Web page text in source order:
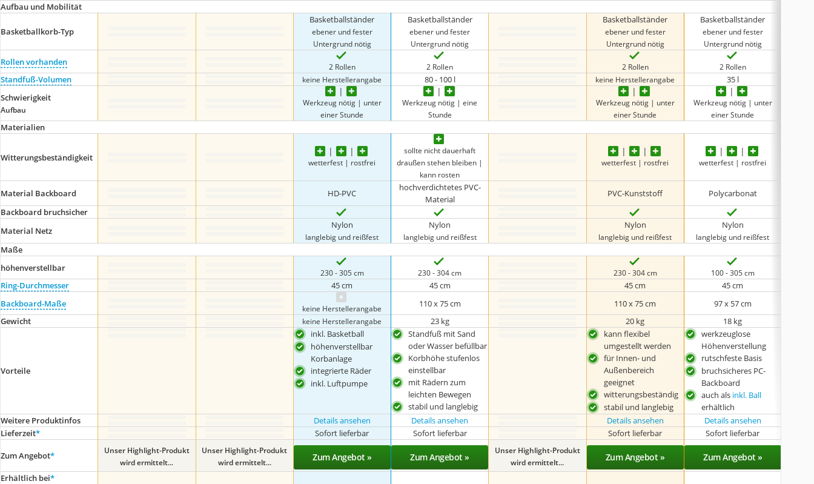
Aufbau und Mobilität
Basketballkorb-Typ
Basketballständer
ebener und fester
Untergrund nötig
Basketballständer
ebener und fester
Untergrund nötig
Basketballständer
ebener und fester
Untergrund nötig
Basketballständer
ebener und fester
Untergrund nötig
Rollen vorhanden 2 Rollen 2 Rollen 2 Rollen 2 Rollen
Standfuß-Volumen keine Herstellerangabe 80 - 100 l keine Herstellerangabe
35 l
Schwierigkeit
Aufbau
Werkzeug nötig | unter
einer Stunde
Werkzeug nötig | eine
Stunde
Werkzeug nötig | unter
einer Stunde
Werkzeug nötig | unter
einer Stunde
Materialien
Witterungsbeständigkeit wetterfest | rostfrei
sollte nicht dauerhaft
draußen stehen bleiben |
kann rosten
wetterfest | rostfrei wetterfest | rostfrei
Material Backboard HD-PVC
hochverdichtetes PVC-
Material
PVC-Kunststoff Polycarbonat
Backboard bruchsicher
Material Netz
Nylon
langlebig und reißfest
Nylon
langlebig und reißfest
Nylon
langlebig und reißfest
Nylon
langlebig und reißfest
Maße
höhenverstellbar
230 - 305 cm 230 - 304 cm 230 - 304 cm 100 - 305 cm
Ring-Durchmesser 45 cm 45 cm 45 cm
45 cm
Backboard-Maße
keine Herstellerangabe 110 x 75 cm 110 x 75 cm 97 x 57 cm
Gewicht
keine Herstellerangabe 23 kg 20 kg 18 kg
Vorteile
inkl. Basketball
höhenverstellbar
Korbanlage
integrierte Räder
inkl. Luftpumpe
Standfuß mit Sand
oder Wasser befüllbar
Korbhöhe stufenlos
einstellbar
mit Rädern zum
leichten Bewegen
stabil und langlebig
kann flexibel
umgestellt werden
für Innen- und
Außenbereich
geeignet
witterungsbeständig
stabil und langlebig
werkzeuglose
Höhenverstellung
rutschfeste Basis
bruchsicheres PC-
Backboard
auch als inkl. Ball
erhältlich
Weitere Produktinfos Details ansehen Details ansehen Details ansehen Details ansehen
Lieferzeit* Sofort lieferbar Sofort lieferbar Sofort lieferbar Sofort lieferbar
Zum Angebot*
Unser Highlight-Produkt
wird ermittelt...
Unser Highlight-Produkt
wird ermittelt...
Zum Angebot » Zum Angebot »
Unser Highlight-Produkt
wird ermittelt...
Zum Angebot » Zum Angebot »
Erhältlich bei*